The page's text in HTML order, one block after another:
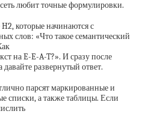
любит точные формулировки.
которые начинаются с
слов: «Что такое семантический
на E-E-A-T?». И сразу после
давайте развернутый ответ.
парсят маркированные и
списки, а также таблицы. Если